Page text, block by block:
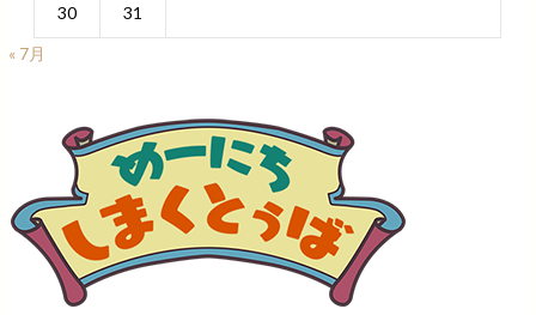
30
31
« 7月